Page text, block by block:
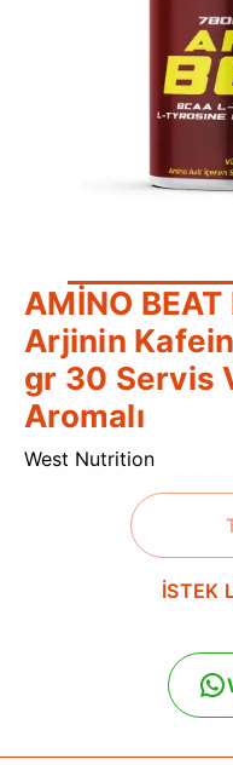
AMİNO
Arjinin
gr 30 Servis
Aromalı
West Nutrition
İSTEK